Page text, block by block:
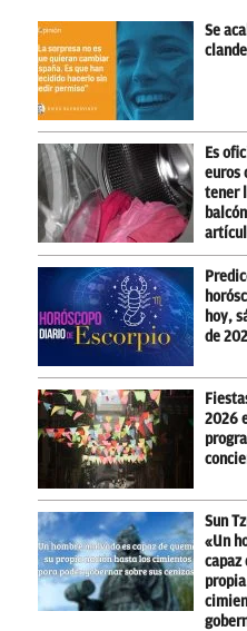
Se
Es
euros
tener
hoy,
de
2026
Sun
«Un
capaz